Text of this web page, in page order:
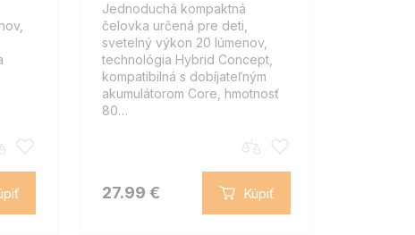
Jednoduchá kompaktná
čelovka určená pre deti,
svetelný výkon 20 lúmenov,
technológia Hybrid Concept,
kompatibilná s dobíjateľným
akumulátorom Core, hmotnosť
80…
27.99 € Kúpiť